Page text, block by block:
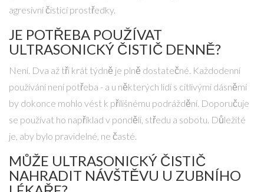
agresivní čisticí prostředky.
JE POTŘEBA POUŽÍVAT
ULTRASONICKÝ ČISTIČ DENNĚ?
Není. Dva až tři krát týdně je plně dostatečné. Každodenní
používání není potřeba - a u některých lidí s citlivými dásněmi
by dokonce mohlo vést k přílišnému podráždění. Doporučuje
se používat ho například v pondělí, středu a sobotu. Důležité
je, aby bylo pravidelné, ne časté.
MŮŽE ULTRASONICKÝ ČISTIČ
NAHRADIT NÁVŠTĚVU U ZUBNÍHO